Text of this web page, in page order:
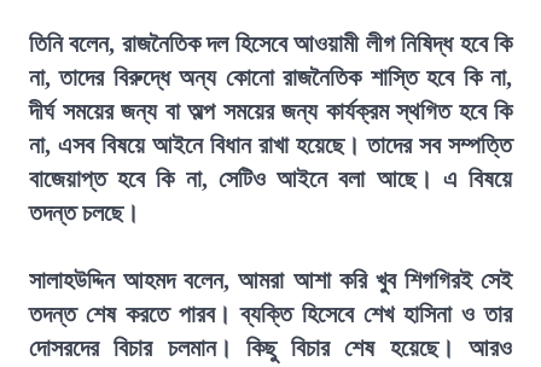
তিনি বলেন, রাজনৈতিক দল হিসেবে আওয়ামী লীগ নিষিদ্ধ হবে কি
না, তাদের বিরুদ্ধে অন্য কোনো রাজনৈতিক শাস্তি হবে কি না,
দীর্ঘ সময়ের জন্য বা অল্প সময়ের জন্য কার্যক্রম স্থগিত হবে কি
না, এসব বিষয়ে আইনে বিধান রাখা হয়েছে। তাদের সব সম্পত্তি
বাজেয়াপ্ত হবে কি না, সেটিও আইনে বলা আছে। এ বিষয়ে
তদন্ত চলছে।
সালাহউদ্দিন আহমদ বলেন, আমরা আশা করি খুব শিগগিরই সেই
তদন্ত শেষ করতে পারব। ব্যক্তি হিসেবে শেখ হাসিনা ও তার
দোসরদের বিচার চলমান। কিছু বিচার শেষ হয়েছে। আরও